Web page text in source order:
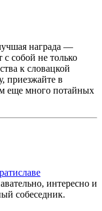
награда —
с собой не только
к словацкой
приезжайте в
еще много потайных
интересно и
собеседник.